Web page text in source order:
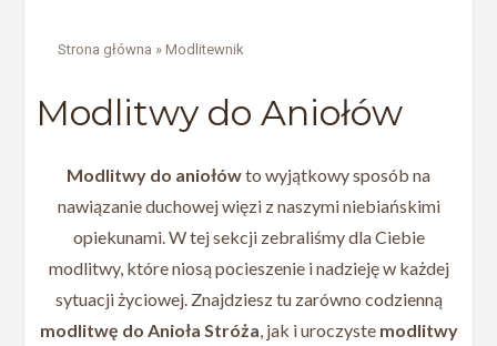
Strona główna »Modlitewnik
Modlitwy do Aniołów
Modlitwy do aniołówto wyjątkowy sposób na
nawiązanie duchowej więzi z naszymi niebiańskimi
opiekunami. W tej sekcji zebraliśmy dla Ciebie
modlitwy, które niosą pocieszenie i nadzieję w każdej
sytuacji życiowej. Znajdziesz tu zarówno codzienną
modlitwę do Anioła Stróża, jak i uroczyste modlitwy